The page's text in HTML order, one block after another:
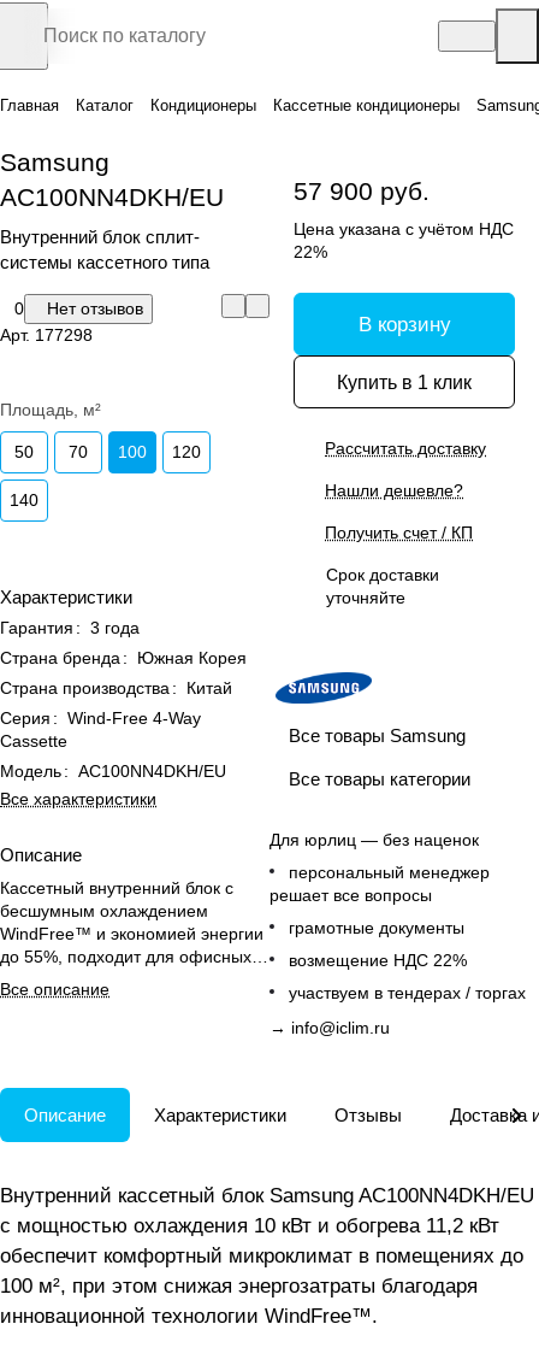
Главная Каталог Кондиционеры Кассетные кондиционеры
Samsung
AC100NN4DKH/EU
Внутренний блок сплит-
системы кассетного типа
0
Нет отзывов
Арт. 177298
Площадь, м²
50 70 100 120
140
Характеристики
Гарантия : 3 года
Страна бренда :
Южная Корея
Страна производства :
Китай
Серия : Wind-Free 4-Way
Cassette
Модель: AC100NN4DKH/EU
Все характеристики
Описание
Кассетный внутренний блок с
бесшумным охлаждением
WindFree™ и экономией энергии
до 55%, подходит для офисных
помещений до 100 м².
Все описание
57 900 руб.
Цена указана с учётом НДС
22%
В корзину
Купить в 1 клик
Рассчитать доставку
Нашли дешевле?
Получить счет / КП
Срок доставки
уточняйте
Все товары Samsung
Все товары категории
Для юрлиц — без наценок
персональный менеджер
решает все вопросы
грамотные документы
возмещение НДС 22%
участвуем в тендерах / торгах
→ info@iclim.ru
Описание Характеристики Отзывы Доставка
Внутренний кассетный блок Samsung AC100NN4DKH/EU
с мощностью охлаждения 10 кВт и обогрева 11,2 кВт
обеспечит комфортный микроклимат в помещениях до
100 м², при этом снижая энергозатраты благодаря
инновационной технологии WindFree™.